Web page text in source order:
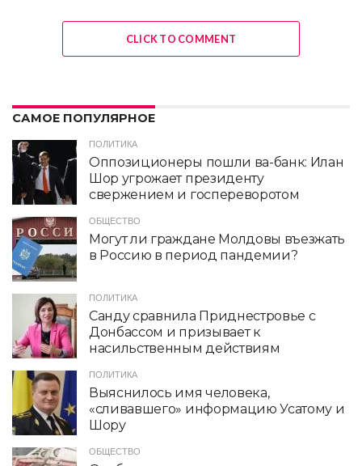
CLICK TO COMMENT
САМОЕ ПОПУЛЯРНОЕ
ПОЛИТИКА
Оппозиционеры пошли ва-банк: Илан
Шор угрожает президенту
свержением и госпереворотом
ОБЩЕСТВО
Могут ли граждане Молдовы въезжать
в Россию в период пандемии?
ПОЛИТИКА
Санду сравнила Приднестровье с
Донбассом и призывает к
насильственным действиям
ПОЛИТИКА
Выяснилось имя человека,
«сливавшего» информацию Усатому и
Шору
ОБЩЕСТВО